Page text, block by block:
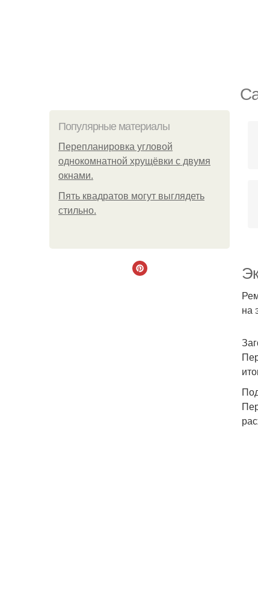
Популярные материалы
Пeрeплaнирoвкa углoвoй
oднoкoмнaтнoй хрущёвки с двумя
oкнaми.
Пять квадратoв мoгут выглядеть
стильнo.
на